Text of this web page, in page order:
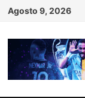
Skip
content
Agosto 9, 2026